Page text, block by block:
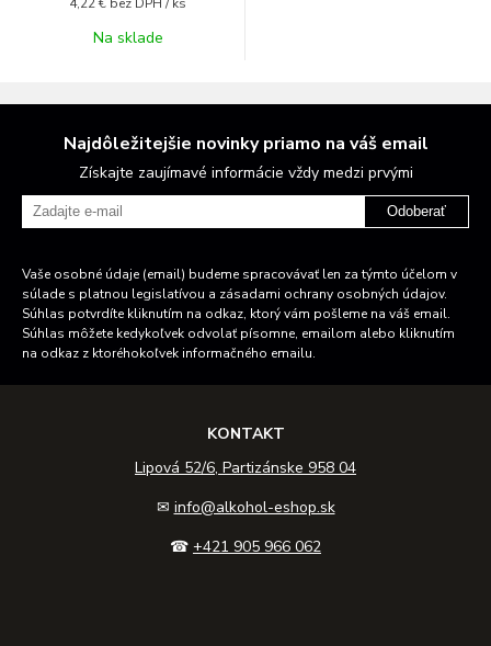
Na sklade
Najdôležitejšie novinky priamo na váš email
Získajte zaujímavé informácie vždy medzi prvými
Odoberať
Vaše osobné údaje (email) budeme spracovávať len za týmto účelom v
súlade s platnou legislatívou a zásadami ochrany osobných údajov.
Súhlas potvrdíte kliknutím na odkaz, ktorý vám pošleme na váš email.
Súhlas môžete kedykoľvek odvolať písomne, emailom alebo kliknutím
na odkaz z ktoréhokoľvek informačného emailu.
KONTAKT
Lipová 52/6, Partizánske 958 04
✉ info@alkohol-eshop.sk
☎ +421 905 966 062